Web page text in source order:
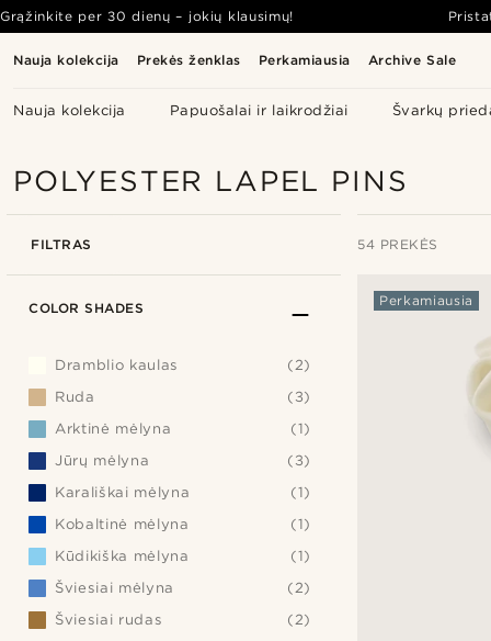
Nauja kolekcija Prekės ženklas Perkamiausia Archive Sale
Nauja kolekcija Papuošalai ir laikrodžiai Švarkų
Grąžinkite per 30 dienų – jokių klausimų!
POLYESTER LAPEL PINS
FILTRAS 54 PREKĖS
Perkamiausia
COLOR SHADES
Dramblio kaulas
(2)
Ruda
(3)
Arktinė mėlyna
(1)
Jūrų mėlyna
(3)
Karališkai mėlyna
(1)
Kobaltinė mėlyna
(1)
Kūdikiška mėlyna
(1)
Šviesiai mėlyna
(2)
Šviesiai rudas
(2)